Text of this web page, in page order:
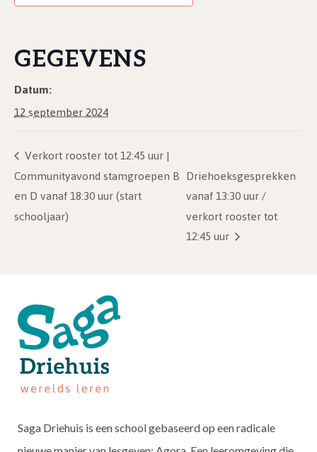
GEGEVENS
Datum:
12 september 2024
Verkort rooster tot 12:45 uur |
Communityavond stamgroepen B
en D vanaf 18:30 uur (start
schooljaar)
Driehoeksgesprekken
vanaf 13:30 uur /
verkort rooster tot
12:45 uur
Saga Driehuis is een school gebaseerd op een radicale